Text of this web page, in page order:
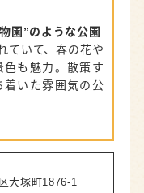
園”のような公園
ていて、春の花や
も魅力。散策す
着いた雰囲気の公
大塚町1876-1